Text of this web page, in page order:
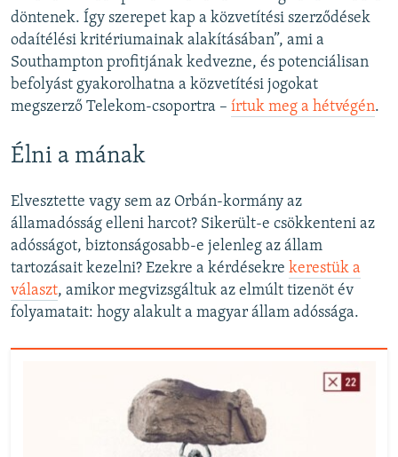
döntenek. Így szerepet kap a közvetítési szerződések
odaítélési kritériumainak alakításában”, ami a
Southampton profitjának kedvezne, és potenciálisan
befolyást gyakorolhatna a közvetítési jogokat
megszerző Telekom-csoportra – írtuk meg a hétvégén.
Élni a mának
Elvesztette vagy sem az Orbán-kormány az
államadósság elleni harcot? Sikerült-e csökkenteni az
adósságot, biztonságosabb-e jelenleg az állam
tartozásait kezelni? Ezekre a kérdésekre kerestük a
választ, amikor megvizsgáltuk az elmúlt tizenöt év
folyamatait: hogy alakult a magyar állam adóssága.